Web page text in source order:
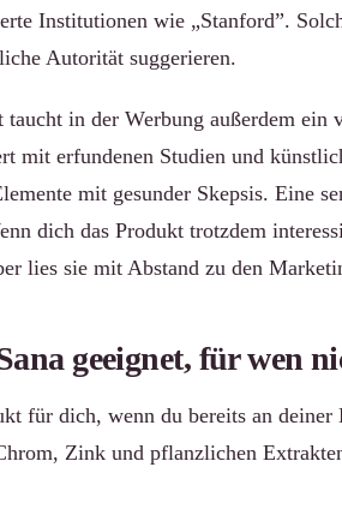
Institutionen wie „Stanford”.
Autorität suggerieren.
in der Werbung außerdem ein
mit erfundenen Studien und
mit gesunder Skepsis. Eine
dich das Produkt trotzdem
lies sie mit Abstand zu den
geeignet, für wen
für dich, wenn du bereits an deiner
Zink und pflanzlichen